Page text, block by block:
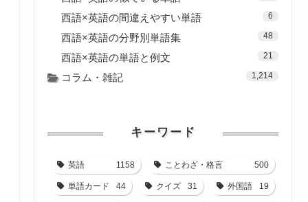
西語×英語の間違えやすい単語 6
西語×英語の分野別単語集 48
西語×英語の単語と例文 21
コラム・雑記 1,214
キーワード
英語 1158 ことわざ・格言 500
単語カード 44 クイズ 31 外国語 19